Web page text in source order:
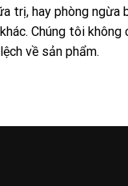
trị, hay phòng ngừa
Chúng tôi không
về sản phẩm.